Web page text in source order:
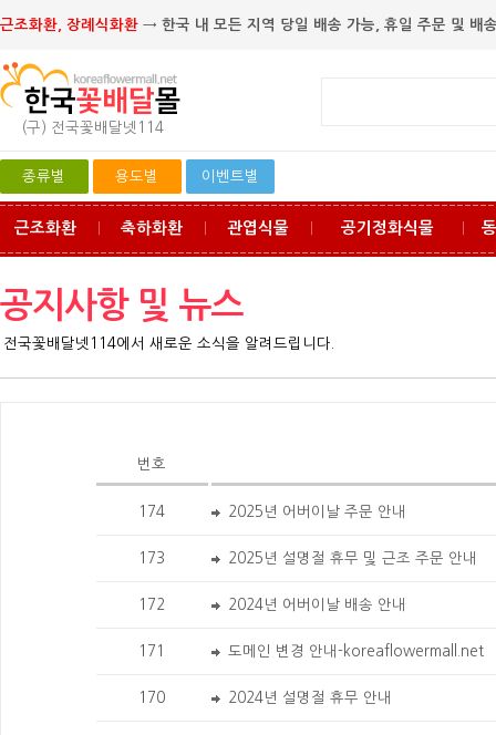
근조화환, 장례식화환 → 한국 내 모든 지역 당일 배송 가능, 휴일 주문 및 배
(구) 전국꽃배달넷114
종류별 용도별 이벤트별
근조화환 축하화환 관엽식물 공기정화식물
공지사항 및 뉴스
전국꽃배달넷114에서 새로운 소식을 알려드립니다.
번호
174 2025년 어버이날 주문 안내
173 2025년 설명절 휴무 및 근조 주문 안내
172 2024년 어버이날 배송 안내
171 도메인 변경 안내-koreaflowermall.net
170 2024년 설명절 휴무 안내